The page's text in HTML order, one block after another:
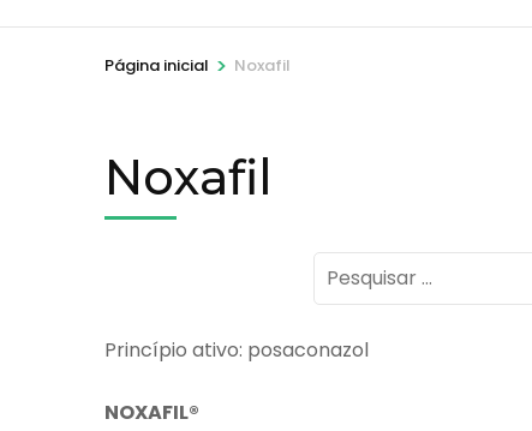
Página inicial > Noxafil
Noxafil
Pesquisar
por:
Princípio ativo: posaconazol
NOXAFIL®